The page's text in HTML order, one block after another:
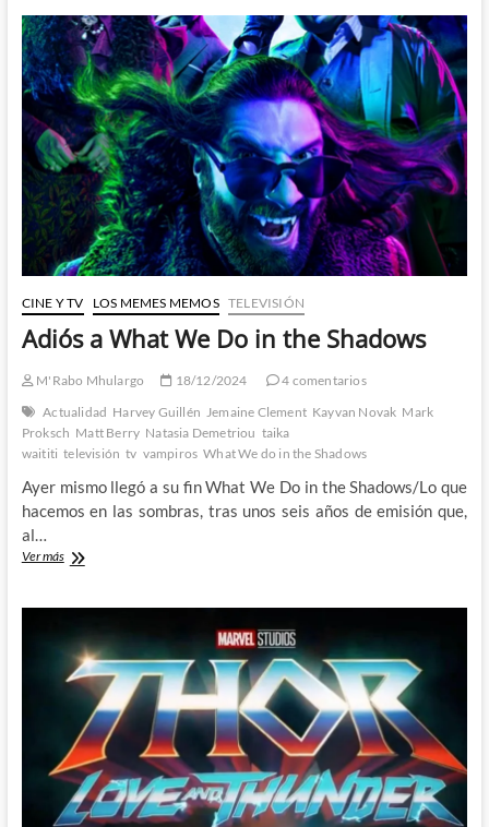
Dredd
en
buenas
manos
con
Taika
Waititi?
CINE Y TV LOS MEMES MEMOS TELEVISIÓN
Adiós a What We Do in the Shadows
M'Rabo Mhulargo 18/12/2024
4 comentarios
Actualidad Harvey Guillén Jemaine Clement Kayvan Novak Mark
Proksch Matt Berry Natasia Demetriou taika
waititi televisión tv vampiros What We do in the Shadows
Ayer mismo llegó a su fin What We Do in the Shadows/Lo que
hacemos en las sombras, tras unos seis años de emisión que,
al…
Ver másAdiós
in
the
Shadows